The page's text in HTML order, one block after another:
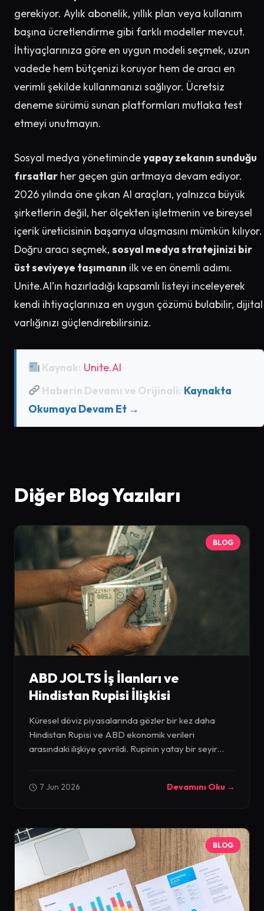
gerekiyor. Aylık abonelik, yıllık plan veya kullanım
başına ücretlendirme gibi farklı modeller mevcut.
İhtiyaçlarınıza göre en uygun modeli seçmek, uzun
vadede hem bütçenizi koruyor hem de aracı en
verimli şekilde kullanmanızı sağlıyor. Ücretsiz
deneme sürümü sunan platformları mutlaka test
etmeyi unutmayın.
Sosyal medya yönetimindeyapay zekanın sunduğu
fırsatlar her geçen gün artmaya devam ediyor.
2026 yılında öne çıkan AI araçları, yalnızca büyük
şirketlerin değil, her ölçekten işletmenin ve bireysel
içerik üreticisinin başarıya ulaşmasını mümkün kılıyor.
Doğru aracı seçmek, sosyal medya stratejinizi bir
üst seviyeye taşımanın ilk ve en önemli adımı.
Unite.AI’ın hazırladığı kapsamlı listeyi inceleyerek
kendi ihtiyaçlarınıza en uygun çözümü bulabilir, dijital
varlığınızı güçlendirebilirsiniz.
Kaynak: Unite.AI
Haberin Devamı ve Orijinali: Kaynakta
Okumaya Devam Et →
Diğer Blog Yazıları
BLOG
ABD JOLTS İş İlanları ve
Hindistan Rupisi İlişkisi
Küresel döviz piyasalarında gözler bir kez daha
Hindistan Rupisi ve ABD ekonomik verileri
arasındaki ilişkiye çevrildi. Rupinin yatay bir seyir...
7 Jun 2026 Devamını Oku →
BLOG